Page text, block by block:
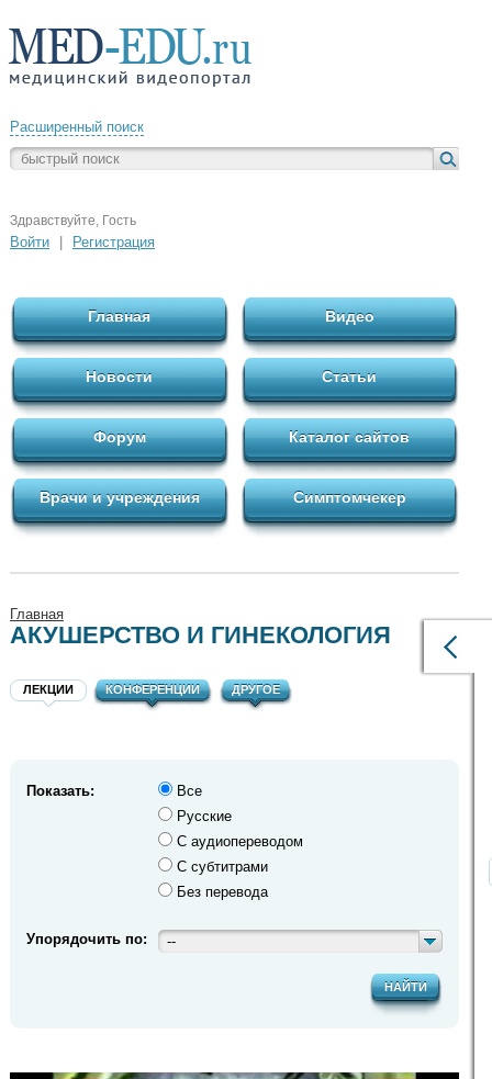
Расширенный поиск
Здравствуйте, Гость
Войти Регистрация
Главная Видео
Новости Статьи
Форум Каталог сайтов
Врачи и учреждения Симптомчекер
Главная
АКУШЕРСТВО И ГИНЕКОЛОГИЯ
ЛЕКЦИИ КОНФЕРЕНЦИИ ДРУГОЕ
Показать:
Все
Русские
С аудиопереводом
С субтитрами
Без перевода
Упорядочить по: --
НАЙТИ